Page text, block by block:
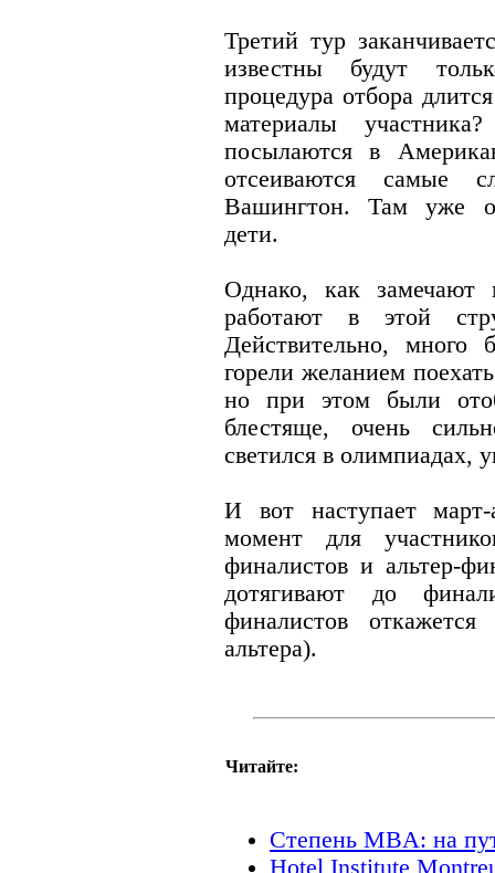
Третий тур
известны будут
процедура отбора
материалы
посылаются в
отсеиваются самые
Вашингтон. Там уже
дети.
Однако, как
работают в этой
Действительно,
горели желанием
но при этом были
блестяще, очень
светился в олимпиадах,
И вот наступает
момент для
финалистов и альтер-
дотягивают до
финалистов
альтера).
Читайте:
Степень MBA: на
Hotel Institute